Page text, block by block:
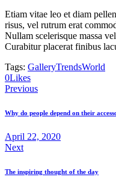
Etiam vitae leo et diam
risus, vel rutrum erat
Nullam scelerisque massa
Curabitur placerat finibus
Tags: GalleryTrendsWorld
0Likes
Previous
Why do people depend on their
April 22, 2020
Next
The inspiring thought of the day